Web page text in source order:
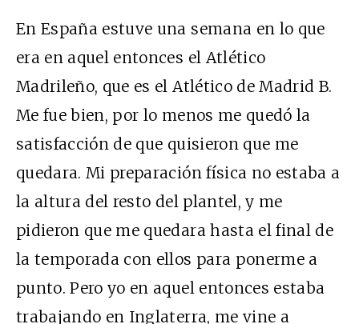
En España estuve una semana en lo que
era en aquel entonces el Atlético
Madrileño, que es el Atlético de Madrid B.
Me fue bien, por lo menos me quedó la
satisfacción de que quisieron que me
quedara. Mi preparación física no estaba a
la altura del resto del plantel, y me
pidieron que me quedara hasta el final de
la temporada con ellos para ponerme a
punto. Pero yo en aquel entonces estaba
trabajando en Inglaterra, me vine a